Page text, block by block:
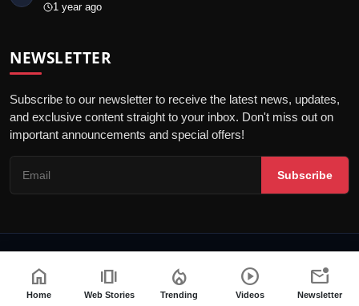
1 year ago
NEWSLETTER
Subscribe to our newsletter to receive the latest news, updates,
and exclusive content straight to your inbox. Don't miss out on
important announcements and special offers!
Subscribe
संपादकीय नीतिनियम और शर्तें पीआर न्यूज़वायर
home
Home
amp_stories
Web Stories
local_fire_department
Trending
play_circle
Videos
mark_email_unread
Newsletter